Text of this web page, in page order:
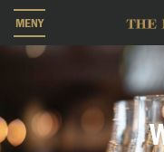
MENY